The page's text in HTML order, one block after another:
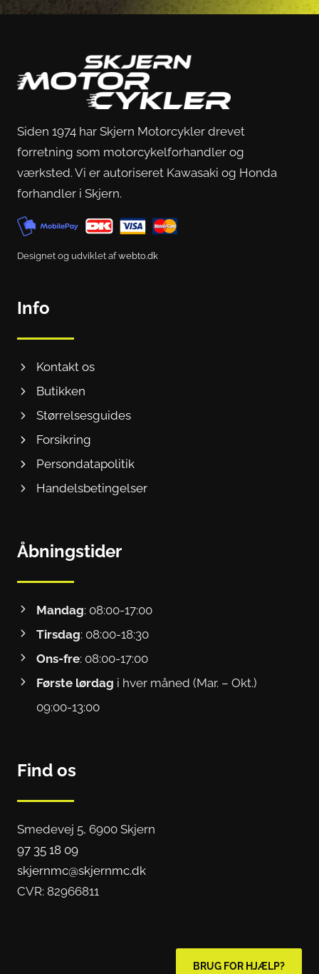
Siden 1974 har Skjern Motorcykler drevet
forretning som motorcykelforhandler og
værksted. Vi er autoriseret Kawasaki og Honda
forhandler i Skjern.
Designet og udviklet afwebto.dk
Info
Kontakt os
Butikken
Størrelsesguides
Forsikring
Persondatapolitik
Handelsbetingelser
Åbningstider
Mandag: 08:00-17:00
Tirsdag: 08:00-18:30
Ons-fre: 08:00-17:00
Første lørdag i hver måned (Mar. – Okt.)
09:00-13:00
Find os
Smedevej 5, 6900 Skjern
97 35 18 09
skjernmc@skjernmc.dk
CVR: 82966811
BRUG FOR HJÆLP?